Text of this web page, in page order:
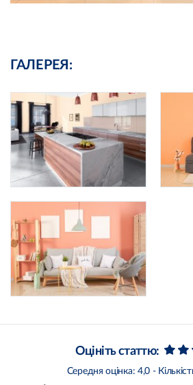
ГАЛЕРЕЯ:
Оцініть статтю:
Середня оцінка: 4,0 -